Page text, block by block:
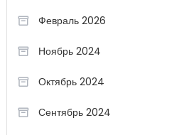
Февраль 2026
Ноябрь 2024
Октябрь 2024
Сентябрь 2024